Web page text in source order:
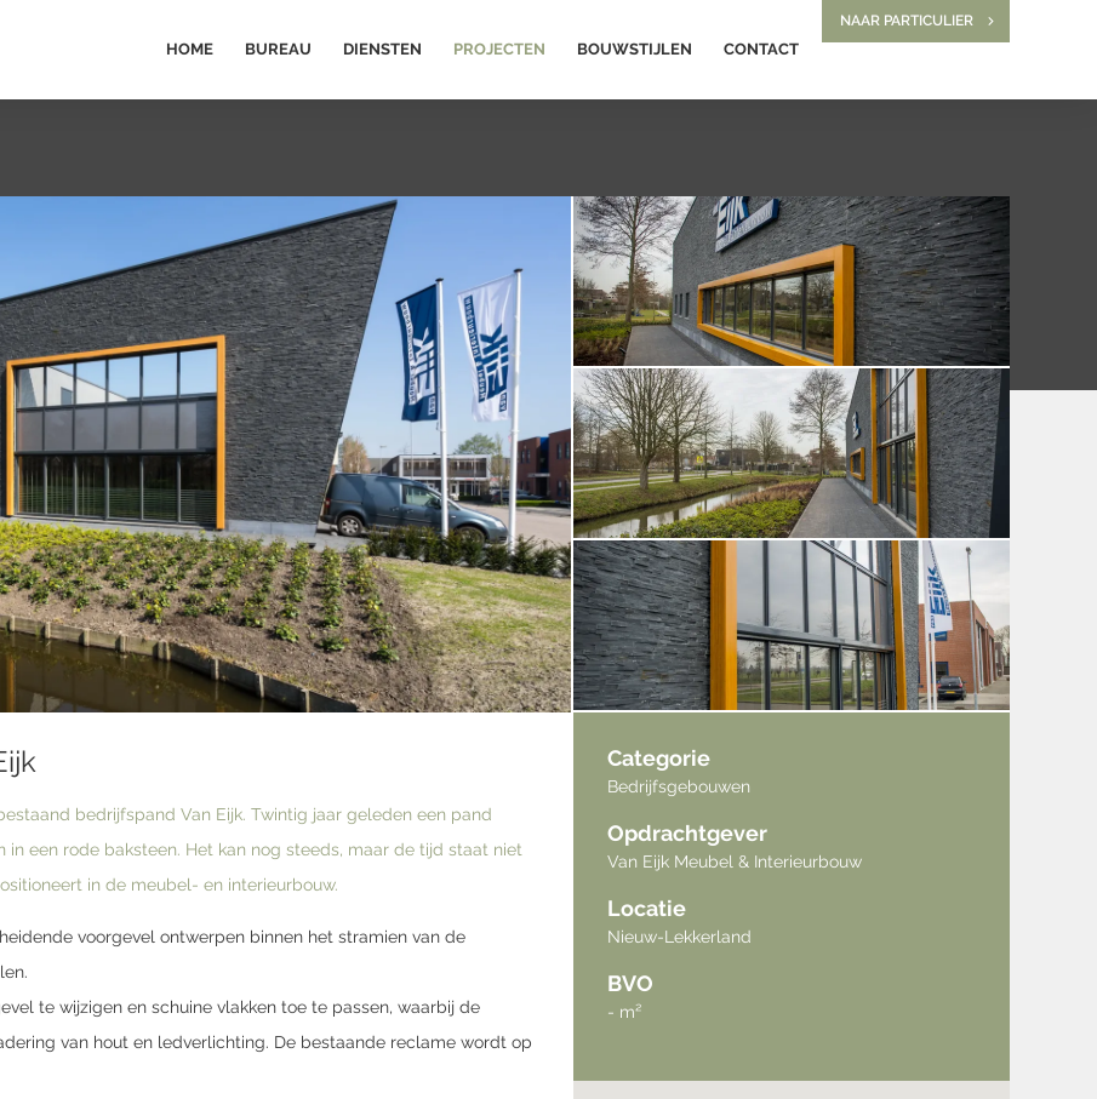
HOME BUREAU DIENSTEN PROJECTEN BOUWSTIJLEN CONTACT
NAAR PARTICULIER
bedrijfspand Van Eijk. Twintig jaar geleden een pand
een rode baksteen. Het kan nog steeds, maar de tijd staat niet
in de meubel- en interieurbouw.
voorgevel ontwerpen binnen het stramien van de
te wijzigen en schuine vlakken toe te passen, waarbij de
van hout en ledverlichting. De bestaande reclame wordt op
Categorie
Bedrijfsgebouwen
Opdrachtgever
Van Eijk Meubel & Interieurbouw
Locatie
Nieuw-Lekkerland
BVO
- m²